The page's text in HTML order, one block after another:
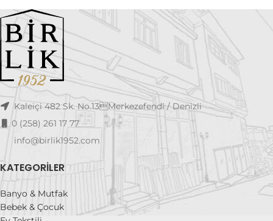
Kaleiçi 482 Sk. No.13Merkezefendi / Denizli
0 (258) 261 17 77
info@birlik1952.com
KATEGORILER
Banyo & Mutfak
Bebek & Çocuk